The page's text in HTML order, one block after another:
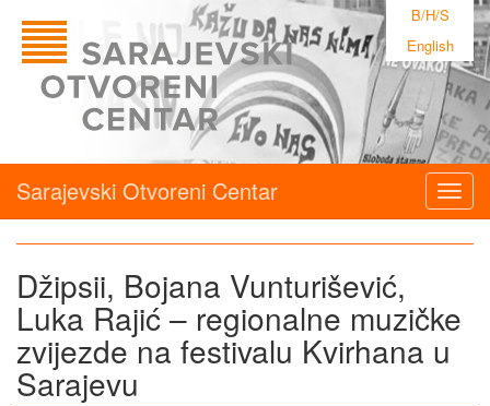
B/H/S
English
Sarajevski Otvoreni Centar
Džipsii, Bojana Vunturišević,
Luka Rajić – regionalne muzičke
zvijezde na festivalu Kvirhana u
Sarajevu